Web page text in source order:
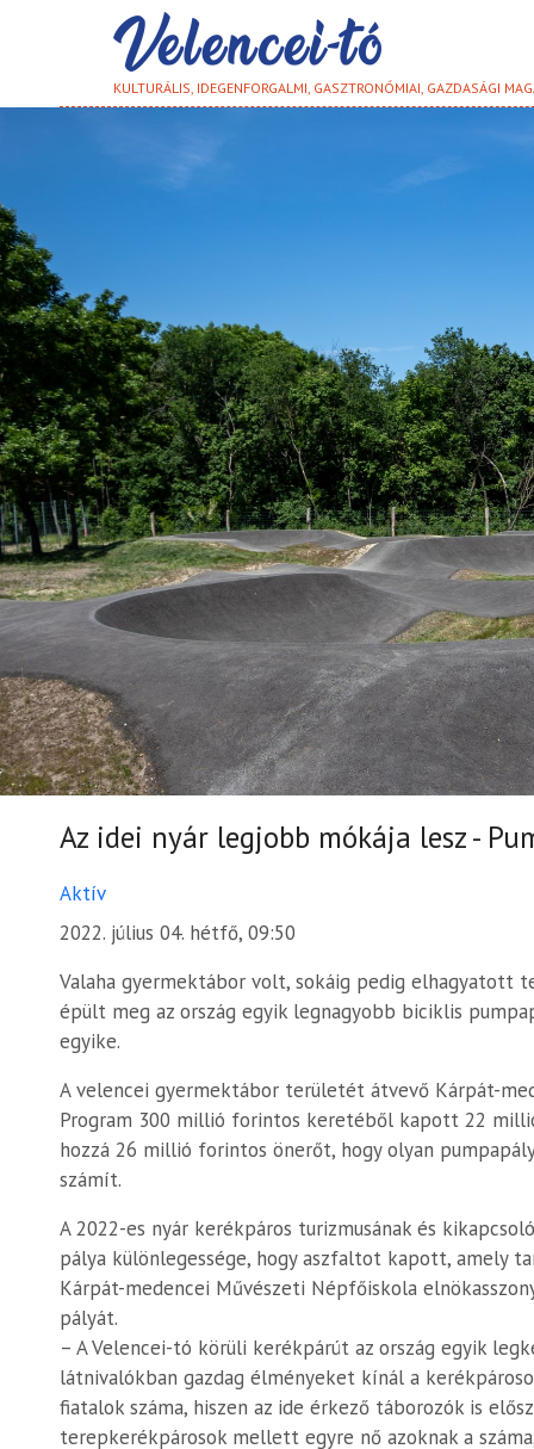
KULTURÁLIS, IDEGENFORGALMI, GASZTRONÓMIAI, GAZDASÁGI
Az idei nyár legjobb mókája lesz -
Aktív
2022. július 04. hétfő, 09:50
Valaha gyermektábor volt, sokáig pedig elhagyatott
épült meg az ország egyik legnagyobb biciklis
egyike.
A velencei gyermektábor területét átvevő Kárpát-
Program 300 millió forintos keretéből kapott 22
hozzá 26 millió forintos önerőt, hogy olyan
számít.
A 2022-es nyár kerékpáros turizmusának és
pálya különlegessége, hogy aszfaltot kapott, amely
Kárpát-medencei Művészeti Népfőiskola
pályát.
– A Velencei-tó körüli kerékpárút az ország egyik
látnivalókban gazdag élményeket kínál a
fiatalok száma, hiszen az ide érkező táborozók is
terepkerékpárosok mellett egyre nő azoknak a